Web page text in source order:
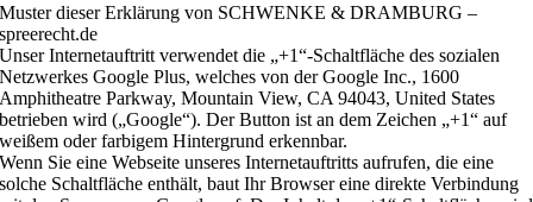
Muster dieser Erklärung von SCHWENKE & DRAMBURG –
spreerecht.de
Unser Internetauftritt verwendet die „+1“-Schaltfläche des sozialen
Netzwerkes Google Plus, welches von der Google Inc., 1600
Amphitheatre Parkway, Mountain View, CA 94043, United States
betrieben wird („Google“). Der Button ist an dem Zeichen „+1“ auf
weißem oder farbigem Hintergrund erkennbar.
Wenn Sie eine Webseite unseres Internetauftritts aufrufen, die eine
solche Schaltfläche enthält, baut Ihr Browser eine direkte Verbindung